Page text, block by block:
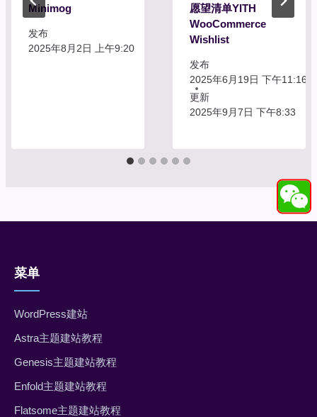
Minimog
发布
2025年8月2日 上午9:20
愿望清单YITH
WooCommerce
Wishlist
发布
2025年6月19日 下午11:16
更新
2025年9月7日 下午8:33
菜单
WordPress建站
Astra主题建站教程
Genesis主题建站教程
Enfold主题建站教程
Flatsome主题建站教程